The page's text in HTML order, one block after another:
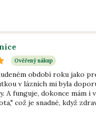
Ověřený nákup
období roku jako
v lázních mi byla
A funguje, dokonce mám i
což je snadné, když